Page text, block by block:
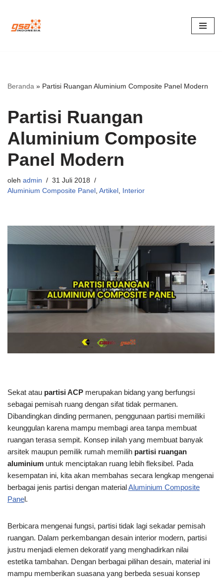
Lompat
Beranda » Partisi Ruangan Aluminium Composite Panel Modern
Partisi Ruangan
Aluminium Composite
Panel Modern
oleh admin
31 Juli 2018
Aluminium Composite Panel , Artikel , Interior
Sekat atau partisi ACP merupakan bidang yang berfungsi
sebagai pemisah ruang dengan sifat tidak permanen.
Dibandingkan dinding permanen, penggunaan partisi memiliki
keunggulan karena mampu membagi area tanpa membuat
ruangan terasa sempit. Konsep inilah yang membuat banyak
arsitek maupun pemilik rumah memilih partisi ruangan
aluminium untuk menciptakan ruang lebih fleksibel. Pada
kesempatan ini, kita akan membahas secara lengkap mengenai
berbagai jenis partisi dengan materialAluminium Composite
Panel.
Berbicara mengenai fungsi, partisi tidak lagi sekadar pemisah
ruangan. Dalam perkembangan desain interior modern, partisi
justru menjadi elemen dekoratif yang menghadirkan nilai
estetika tambahan. Dengan berbagai pilihan desain, material ini
mampu memberikan suasana yang berbeda sesuai konsep